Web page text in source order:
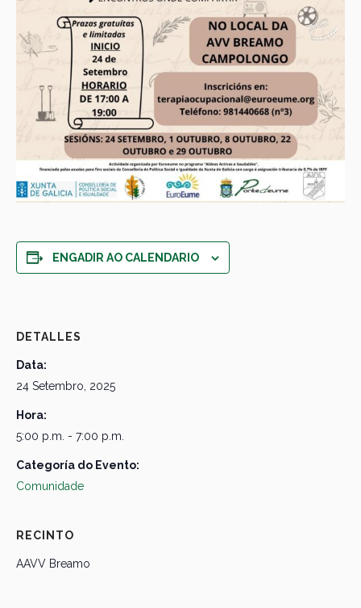
ENGADIR AO CALENDARIO
DETALLES
Data:
24 Setembro, 2025
Hora:
5:00 p.m. - 7:00 p.m.
Categoría do Evento:
Comunidade
RECINTO
AAVV Breamo